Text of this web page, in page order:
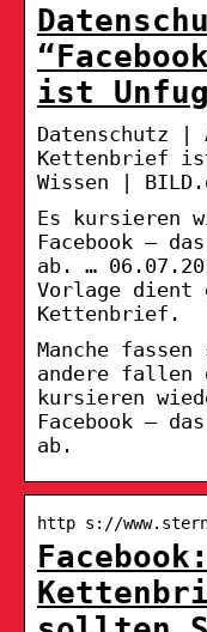
ist
Datenschutz |
Kettenbrief
Wissen |
Es kursieren
Facebook –
ab. …
Vorlage dient
Kettenbrief.
Manche
andere fallen
kursieren
Facebook –
ab.
http s://